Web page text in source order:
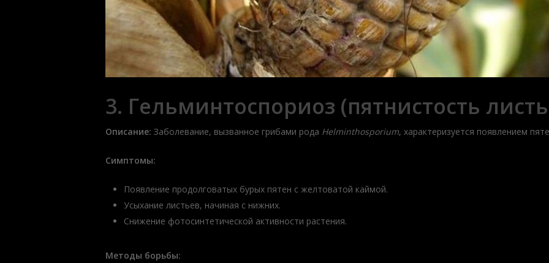
3. Гельминтоспориоз (пятнистость
Описание: Заболевание, вызванное грибами рода Helminthosporium, характеризуется появлением
Симптомы:
Появление продолговатых бурых пятен с желтоватой каймой.
Усыхание листьев, начиная с нижних.
Снижение фотосинтетической активности растения.
Методы борьбы: